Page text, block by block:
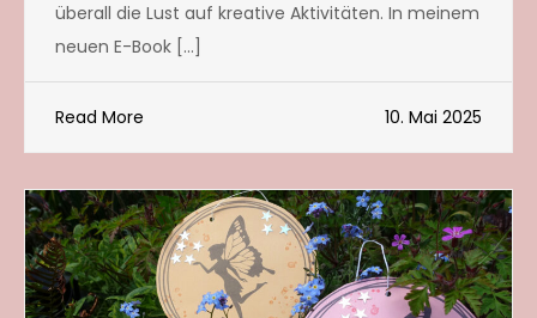
überall die Lust auf kreative Aktivitäten. In meinem
neuen E-Book […]
Read More 10. Mai 2025